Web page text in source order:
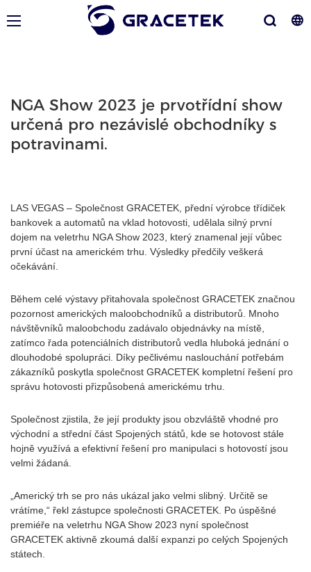
NGA Show 2023 je prvotřídní show
určená pro nezávislé obchodníky s
potravinami.
LAS VEGAS – Společnost GRACETEK, přední výrobce třídiček
bankovek a automatů na vklad hotovosti, udělala silný první
dojem na veletrhu NGA Show 2023, který znamenal její vůbec
první účast na americkém trhu. Výsledky předčily veškerá
očekávání.
Během celé výstavy přitahovala společnost GRACETEK značnou
pozornost amerických maloobchodníků a distributorů. Mnoho
návštěvníků maloobchodu zadávalo objednávky na místě,
zatímco řada potenciálních distributorů vedla hluboká jednání o
dlouhodobé spolupráci. Díky pečlivému naslouchání potřebám
zákazníků poskytla společnost GRACETEK kompletní řešení pro
správu hotovosti přizpůsobená americkému trhu.
Společnost zjistila, že její produkty jsou obzvláště vhodné pro
východní a střední část Spojených států, kde se hotovost stále
hojně využívá a efektivní řešení pro manipulaci s hotovostí jsou
velmi žádaná.
„Americký trh se pro nás ukázal jako velmi slibný. Určitě se
vrátíme,“ řekl zástupce společnosti GRACETEK. Po úspěšné
premiéře na veletrhu NGA Show 2023 nyní společnost
GRACETEK aktivně zkoumá další expanzi po celých Spojených
státech.